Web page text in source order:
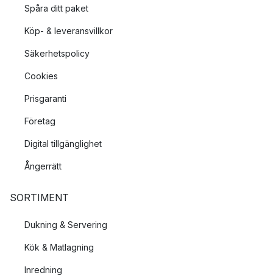
Spåra ditt paket
Köp- & leveransvillkor
Säkerhetspolicy
Cookies
Prisgaranti
Företag
Digital tillgänglighet
Ångerrätt
SORTIMENT
Dukning & Servering
Kök & Matlagning
Inredning